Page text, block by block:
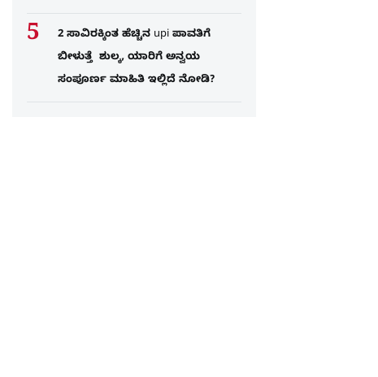
2 ಸಾವಿರಕ್ಕಿಂತ ಹೆಚ್ಚಿನ upi ಪಾವತಿಗೆ
ಬೀಳುತ್ತೆ ಶುಲ್ಕ, ಯಾರಿಗೆ ಅನ್ವಯ
ಸಂಪೂರ್ಣ ಮಾಹಿತಿ ಇಲ್ಲಿದೆ ನೋಡಿ?